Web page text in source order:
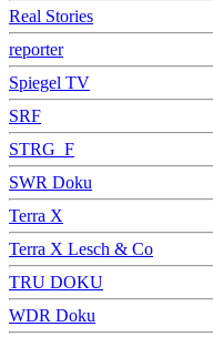
Real Stories
reporter
Spiegel TV
SRF
STRG_F
SWR Doku
Terra X
Terra X Lesch & Co
TRU DOKU
WDR Doku